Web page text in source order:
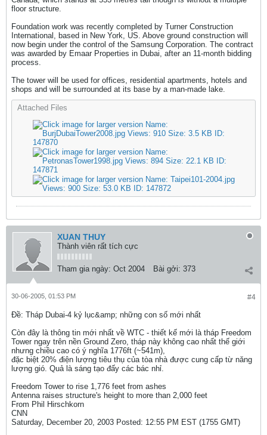
floor structure.
Foundation work was recently completed by Turner Construction
International, based in New York, US. Above ground construction will
now begin under the control of the Samsung Corporation. The contract
was awarded by Emaar Properties in Dubai, after an 11-month bidding
process.
The tower will be used for offices, residential apartments, hotels and
shops and will be surrounded at its base by a man-made lake.
Attached Files
XUAN THUY
Thành viên rất tích cực
Tham gia ngày: Oct 2004 Bài gởi: 373
#4
30-06-2005, 01:53 PM
Ðề: Tháp Dubai-4 kỷ lục&amp; những con số mới nhất
Còn đây là thông tin mới nhất về WTC - thiết kế mới là tháp Freedom
Tower ngay trên nền Ground Zero, tháp này không cao nhất thế giới
nhưng chiều cao có ý nghĩa 1776ft (~541m),
đặc biệt 20% điện lượng tiêu thụ của tòa nhà được cung cấp từ năng
lượng gió. Quả là sáng tạo đấy các bác nhỉ.
Freedom Tower to rise 1,776 feet from ashes
Antenna raises structure's height to more than 2,000 feet
From Phil Hirschkorn
CNN
Saturday, December 20, 2003 Posted: 12:55 PM EST (1755 GMT)